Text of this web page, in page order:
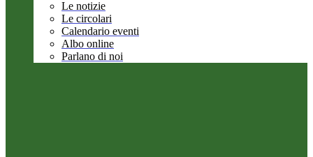
Le notizie
Le circolari
Calendario eventi
Albo online
Parlano di noi